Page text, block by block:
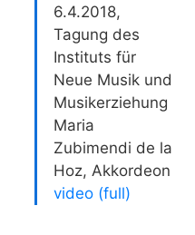
6.4.2018,
Tagung des
Instituts für
Neue Musik und
Musikerziehung
Maria
Zubimendi de la
Hoz, Akkordeon
video (full)